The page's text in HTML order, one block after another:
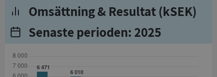
Omsättning & Resultat (kSEK)
Senaste perioden: 2025